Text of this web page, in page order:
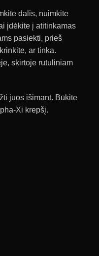
dalis, nuimkite
įdėkite į atitinkamas
pasiekti, prieš
ar tinka.
skirtoje rutuliniam
juos išimant. Būkite
Xi krepšį.